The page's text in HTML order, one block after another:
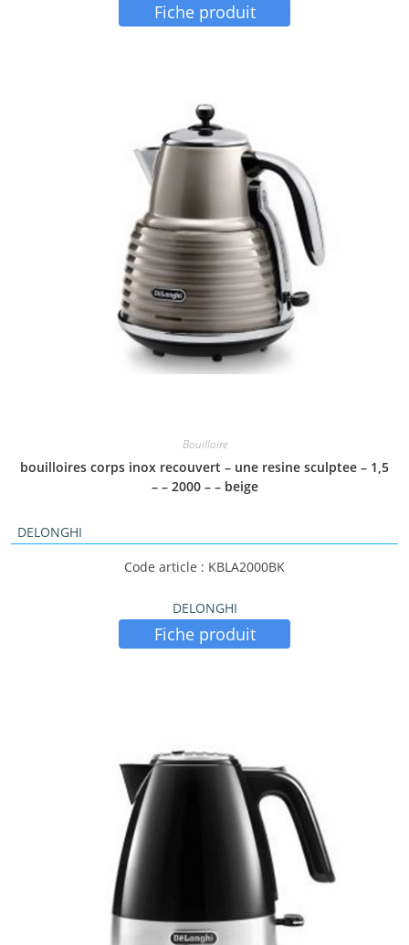
Fiche produit
Bouilloire
bouilloires corps inox recouvert – une resine sculptee – 1,5
– – 2000 – – beige
DELONGHI
Code article : KBLA2000BK
DELONGHI
Fiche produit